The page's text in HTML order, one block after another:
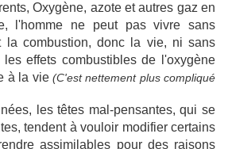
Oxygène, azote et autres gaz en
l'homme ne peut pas vivre sans
la combustion, donc la vie, ni sans
effets combustibles de l'oxygène
à la vie (C'est nettement plus compliqué
les têtes mal-pensantes, qui se
tendent à vouloir modifier certains
assimilables pour des raisons